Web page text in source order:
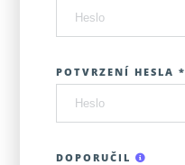
POTVRZENÍ HESLA *
DOPORUČIL